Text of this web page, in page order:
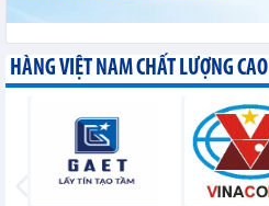
HÀNG VIỆT NAM CHẤT LƯỢNG CAO